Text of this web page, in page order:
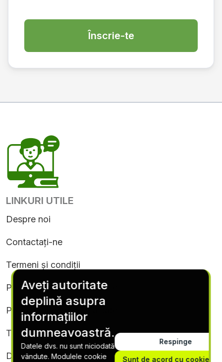
Înscrie-te
LINKURI UTILE
Despre noi
Contactați-ne
Termeni și condiții
Politica privind cookie-urile
Politica de confidențialitate
Termeni și condiții de abonament
Dezabonare
Aveți autoritate
deplină asupra
informațiilor
dumneavoastră.
Datele dvs. nu sunt niciodată
vândute. Modulele cookie
Respinge
Sunt de acord cu cookie-